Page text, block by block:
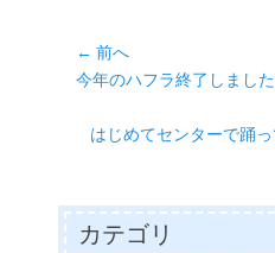
投
稿
ビ
ー
シ
← 前へ
前
今年のハフラ終了しました
稿:
はじめてセンターで踊
カテゴリ